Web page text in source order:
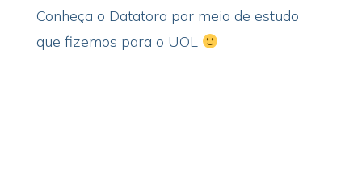
Conheça o Datatora por meio de estudo
que fizemos para o UOL